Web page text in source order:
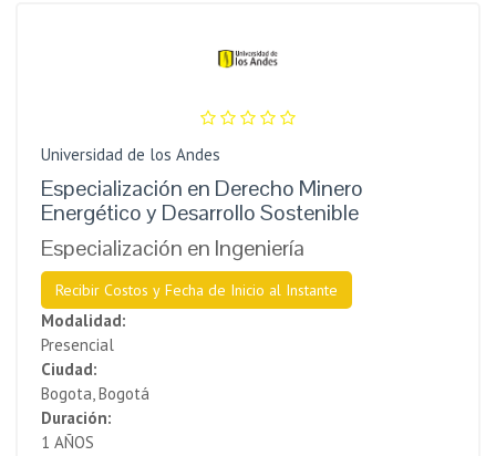
Universidad de los Andes
Especialización en Derecho Minero
Energético y Desarrollo Sostenible
Especialización en Ingeniería
Recibir Costos y Fecha de Inicio al Instante
Modalidad:
Presencial
Ciudad:
Bogota, Bogotá
Duración:
1 AÑOS